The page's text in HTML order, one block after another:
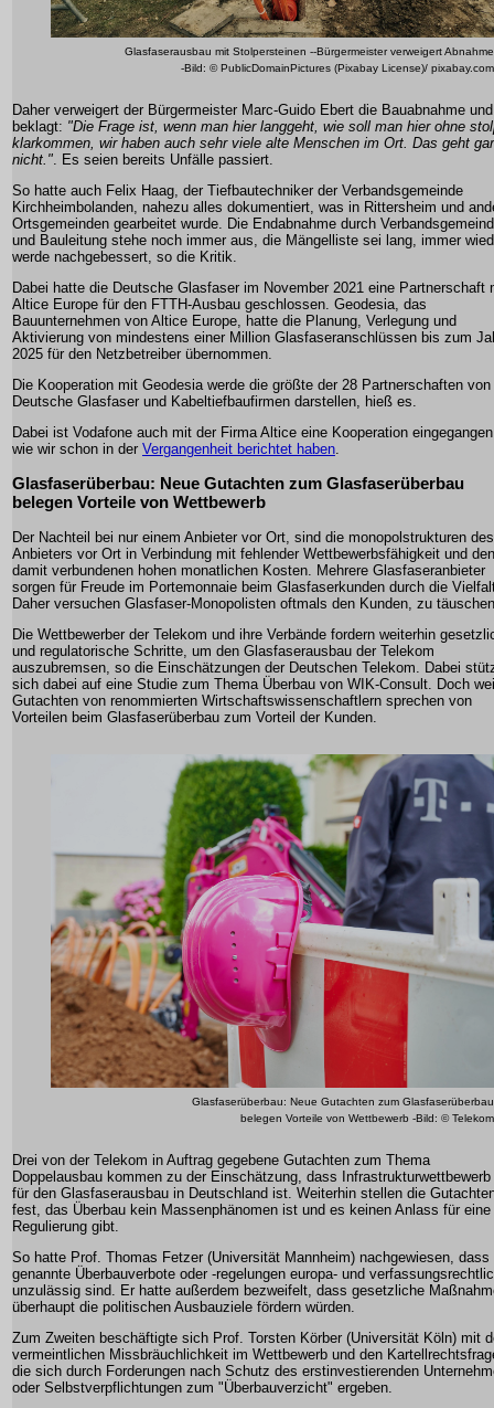
Glasfaserausbau mit Stolpersteinen --Bürgermeister verweigert Abnahme
-Bild: © PublicDomainPictures (Pixabay License)/ pixabay.com
Daher verweigert der Bürgermeister Marc-Guido Ebert die Bauabnahme und
beklagt: "Die Frage ist, wenn man hier langgeht, wie soll man hier ohne
klarkommen, wir haben auch sehr viele alte Menschen im Ort. Das geht gar
nicht.". Es seien bereits Unfälle passiert.
So hatte auch Felix Haag, der Tiefbautechniker der Verbandsgemeinde
Kirchheimbolanden, nahezu alles dokumentiert, was in Rittersheim und
Ortsgemeinden gearbeitet wurde. Die Endabnahme durch
und Bauleitung stehe noch immer aus, die Mängelliste sei lang, immer
werde nachgebessert, so die Kritik.
Dabei hatte die Deutsche Glasfaser im November 2021 eine Partnerschaft
Altice Europe für den FTTH-Ausbau geschlossen. Geodesia, das
Bauunternehmen von Altice Europe, hatte die Planung, Verlegung und
Aktivierung von mindestens einer Million Glasfaseranschlüssen bis zum
2025 für den Netzbetreiber übernommen.
Die Kooperation mit Geodesia werde die größte der 28 Partnerschaften von
Deutsche Glasfaser und Kabeltiefbaufirmen darstellen, hieß es.
Dabei ist Vodafone auch mit der Firma Altice eine Kooperation
wie wir schon in der Vergangenheit berichtet haben.
Glasfaserüberbau: Neue Gutachten zum Glasfaserüberbau
belegen Vorteile von Wettbewerb
Der Nachteil bei nur einem Anbieter vor Ort, sind die monopolstrukturen des
Anbieters vor Ort in Verbindung mit fehlender Wettbewerbsfähigkeit und den
damit verbundenen hohen monatlichen Kosten. Mehrere Glasfaseranbieter
sorgen für Freude im Portemonnaie beim Glasfaserkunden durch die
Daher versuchen Glasfaser-Monopolisten oftmals den Kunden, zu
Die Wettbewerber der Telekom und ihre Verbände fordern weiterhin
und regulatorische Schritte, um den Glasfaserausbau der Telekom
auszubremsen, so die Einschätzungen der Deutschen Telekom. Dabei
sich dabei auf eine Studie zum Thema Überbau von WIK-Consult. Doch
Gutachten von renommierten Wirtschaftswissenschaftlern sprechen von
Vorteilen beim Glasfaserüberbau zum Vorteil der Kunden.
Glasfaserüberbau: Neue Gutachten zum Glasfaserüberbau
belegen Vorteile von Wettbewerb -Bild: © Telekom
Drei von der Telekom in Auftrag gegebene Gutachten zum Thema
Doppelausbau kommen zu der Einschätzung, dass Infrastrukturwettbewerb
für den Glasfaserausbau in Deutschland ist. Weiterhin stellen die
fest, das Überbau kein Massenphänomen ist und es keinen Anlass für eine
Regulierung gibt.
So hatte Prof. Thomas Fetzer (Universität Mannheim) nachgewiesen, dass
genannte Überbauverbote oder -regelungen europa- und
unzulässig sind. Er hatte außerdem bezweifelt, dass gesetzliche
überhaupt die politischen Ausbauziele fördern würden.
Zum Zweiten beschäftigte sich Prof. Torsten Körber (Universität Köln) mit
vermeintlichen Missbräuchlichkeit im Wettbewerb und den
die sich durch Forderungen nach Schutz des erstinvestierenden
oder Selbstverpflichtungen zum "Überbauverzicht" ergeben.